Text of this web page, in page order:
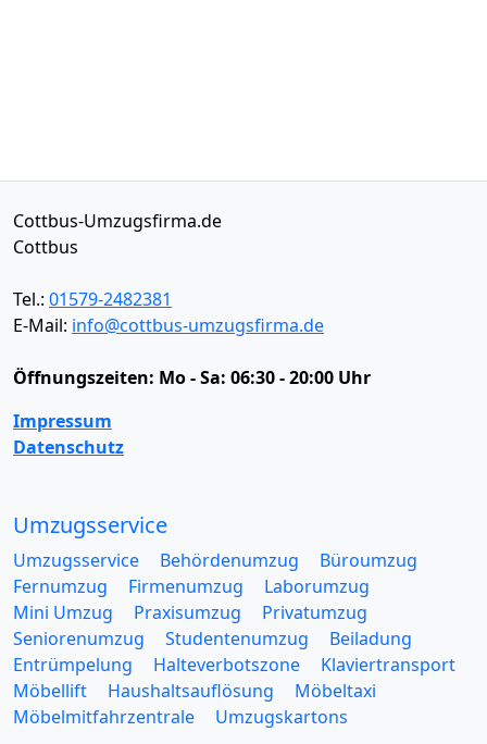
Cottbus-Umzugsfirma.de
Cottbus
Tel.: 01579-2482381
E-Mail: info@cottbus-umzugsfirma.de
Öffnungszeiten: Mo - Sa: 06:30 - 20:00 Uhr
Impressum
Datenschutz
Umzugsservice
Umzugsservice Behördenumzug
Büroumzug
Fernumzug
Firmenumzug
Laborumzug
Mini Umzug
Praxisumzug
Privatumzug
Seniorenumzug
Studentenumzug
Beiladung
Entrümpelung
Halteverbotszone
Klaviertransport
Möbellift
Haushaltsauflösung
Möbeltaxi
Möbelmitfahrzentrale
Umzugskartons